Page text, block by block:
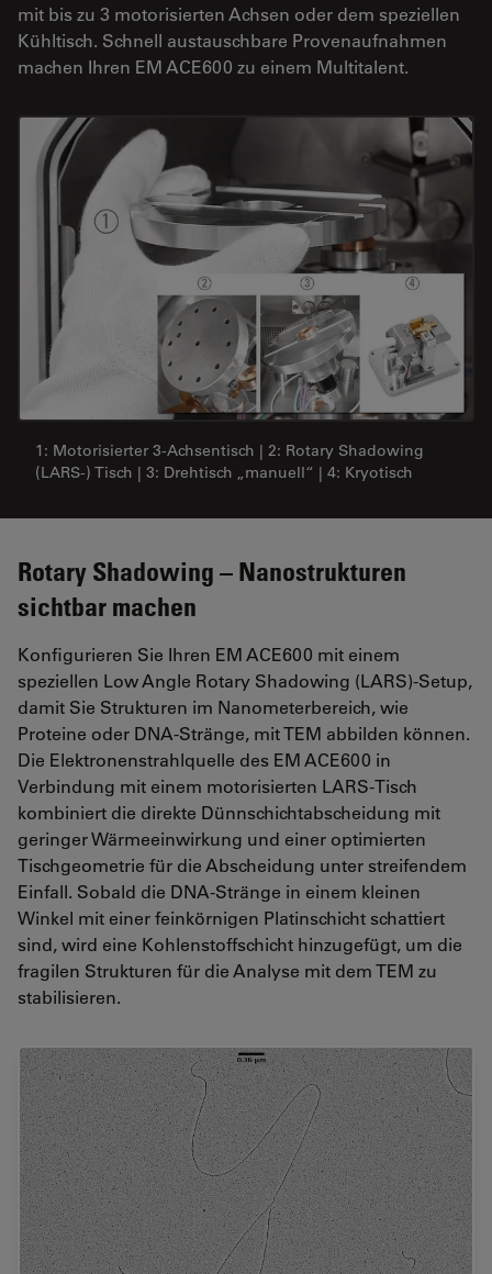
mit bis zu 3 motorisierten Achsen oder dem speziellen
Kühltisch. Schnell austauschbare Provenaufnahmen
machen Ihren EM ACE600 zu einem Multitalent.
1: Motorisierter 3-Achsentisch | 2: Rotary Shadowing
(LARS-) Tisch | 3: Drehtisch „manuell“ | 4: Kryotisch
Rotary Shadowing – Nanostrukturen
sichtbar machen
Konfigurieren Sie Ihren EM ACE600 mit einem
speziellen Low Angle Rotary Shadowing (LARS)-Setup,
damit Sie Strukturen im Nanometerbereich, wie
Proteine oder DNA-Stränge, mit TEM abbilden können.
Die Elektronenstrahlquelle des EM ACE600 in
Verbindung mit einem motorisierten LARS-Tisch
kombiniert die direkte Dünnschichtabscheidung mit
geringer Wärmeeinwirkung und einer optimierten
Tischgeometrie für die Abscheidung unter streifendem
Einfall. Sobald die DNA-Stränge in einem kleinen
Winkel mit einer feinkörnigen Platinschicht schattiert
sind, wird eine Kohlenstoffschicht hinzugefügt, um die
fragilen Strukturen für die Analyse mit dem TEM zu
stabilisieren.